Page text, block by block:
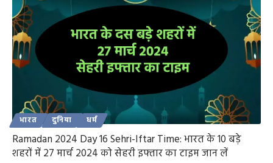
भारत दुनिया धर्म
Ramadan 2024 Day 16 Sehri-Iftar Time: भारत के 10 बड़े
शहरों में 27 मार्च 2024 को सेहरी इफ्तार का टाइम जान लें